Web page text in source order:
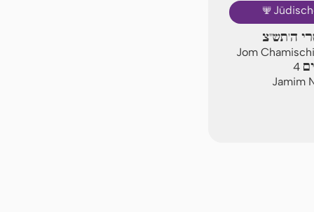
🕎
ה'תש"צ
Jom
4
Jamim